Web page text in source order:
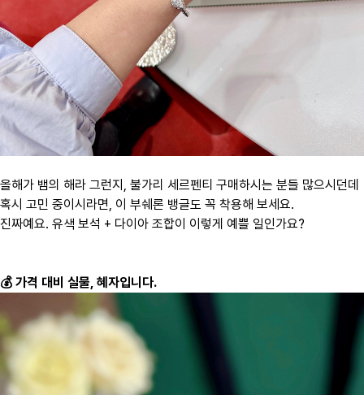
올해가 뱀의 해라 그런지, 불가리 세르펜티 구매하시는 분들 많으시던데
혹시 고민 중이시라면, 이 부쉐론 뱅글도 꼭 착용해 보세요.
진짜예요. 유색 보석 + 다이아 조합이 이렇게 예쁠 일인가요?
💰 가격 대비 실물, 혜자입니다.